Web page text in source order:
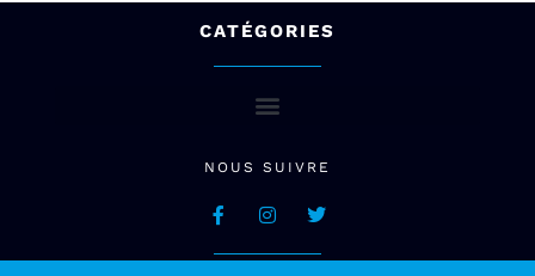
CATÉGORIES
NOUS SUIVRE